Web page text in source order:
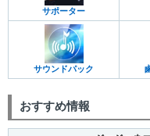
サポーター
サウンドパック
おすすめ情報